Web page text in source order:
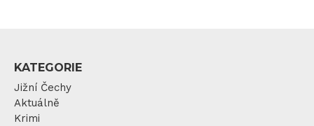
KATEGORIE
Jižní Čechy
Aktuálně
Krimi